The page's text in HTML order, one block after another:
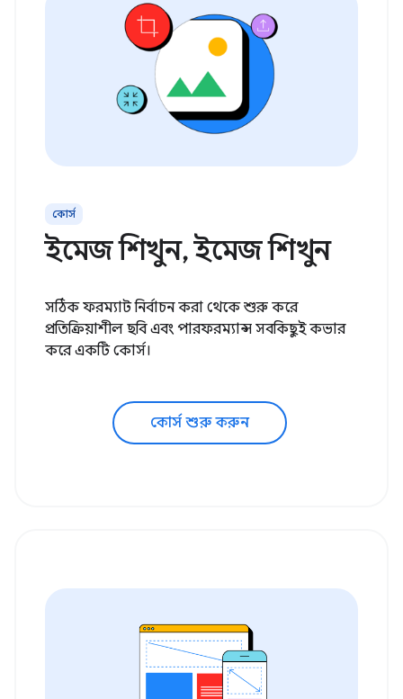
কোর্স
ইমেজ শিখুন, ইমেজ শিখুন
সঠিক ফরম্যাট নির্বাচন করা থেকে শুরু করে
প্রতিক্রিয়াশীল ছবি এবং পারফরম্যান্স সবকিছুই কভার
করে একটি কোর্স।
কোর্স শুরু করুন